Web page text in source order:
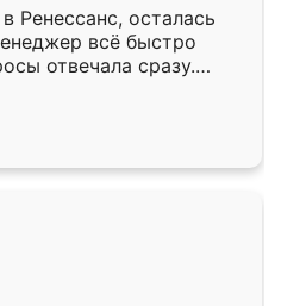
Ренессанс, осталась
всё быстро
отвечала сразу.
субботу, подошёл к
Собрали
аккуратно, даже